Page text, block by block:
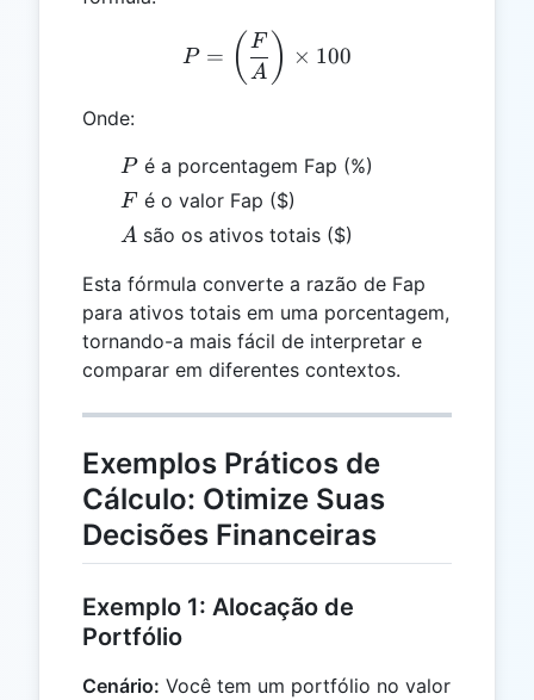
P =
P = ( A
F ) × 100
Onde:
P
Pé a porcentagem Fap (%)
F
F é o valor Fap ($)
A
A são os ativos totais ($)
Esta fórmula converte a razão de Fap
para ativos totais em uma porcentagem,
tornando-a mais fácil de interpretar e
comparar em diferentes contextos.
Exemplos Práticos de
Cálculo: Otimize Suas
Decisões Financeiras
Exemplo 1: Alocação de
Portfólio
Cenário: Você tem um portfólio no valor